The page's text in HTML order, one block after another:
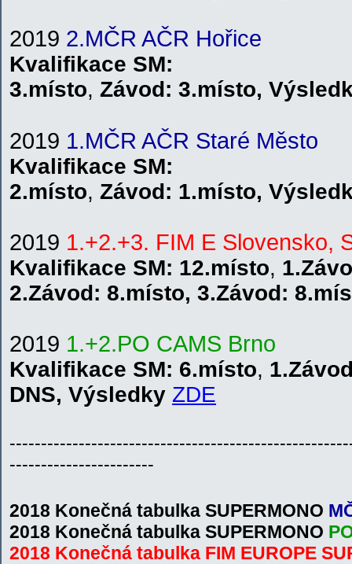
2019 2.MČR AČR Hořice
Kvalifikace SM:
3.místo, Závod: 3.místo, V
2019 1.MČR AČR Staré Město
Kvalifikace SM:
2.místo, Závod: 1.místo, V
2019 1.+2.+3. FIM E Slovensko,
Kvalifikace SM: 12.místo,
2.Závod: 8.místo, 3.Závod:
2019 1.+2.PO CAMS Brno
Kvalifikace SM: 6.místo,
DNS, Výsledky ZDE
-----------------------
2018 Konečná tabulka SUPERMONO
2018 Konečná tabulka SUPERMONO
2018 Konečná tabulka FIM EUROPE